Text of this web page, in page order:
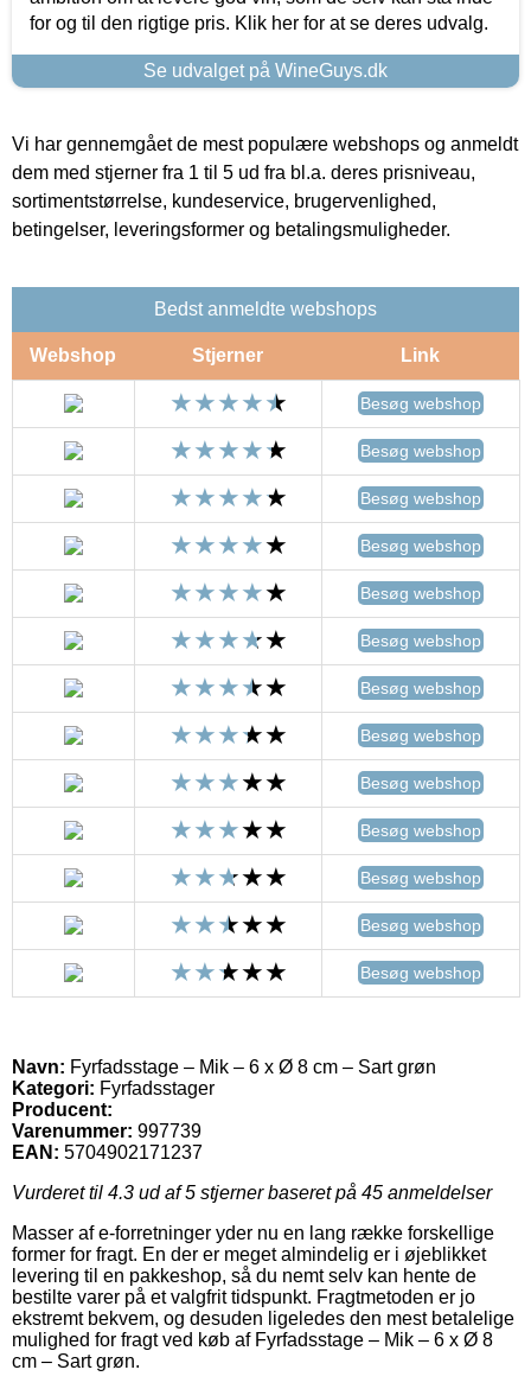
for og til den rigtige pris. Klik her for at se deres udvalg.
Se udvalget på WineGuys.dk
Vi har gennemgået de mest populære webshops og anmeldt
dem med stjerner fra 1 til 5 ud fra bl.a. deres prisniveau,
sortimentstørrelse, kundeservice, brugervenlighed,
betingelser, leveringsformer og betalingsmuligheder.
Bedst anmeldte webshops
Webshop Stjerner Link
Besøg webshop
Besøg webshop
Besøg webshop
Besøg webshop
Besøg webshop
Besøg webshop
Besøg webshop
Besøg webshop
Besøg webshop
Besøg webshop
Besøg webshop
Besøg webshop
Besøg webshop
Navn: Fyrfadsstage – Mik – 6 x Ø 8 cm – Sart grøn
Kategori: Fyrfadsstager
Producent:
Varenummer: 997739
EAN: 5704902171237
Vurderet til 4.3 ud af 5 stjerner baseret på 45 anmeldelser
Masser af e-forretninger yder nu en lang række forskellige
former for fragt. En der er meget almindelig er i øjeblikket
levering til en pakkeshop, så du nemt selv kan hente de
bestilte varer på et valgfrit tidspunkt. Fragtmetoden er jo
ekstremt bekvem, og desuden ligeledes den mest betalelige
mulighed for fragt ved køb af Fyrfadsstage – Mik – 6 x Ø 8
cm – Sart grøn.